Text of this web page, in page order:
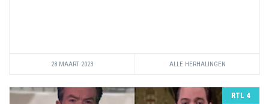
28 MAART 2023 ALLE HERHALINGEN
RTL 4